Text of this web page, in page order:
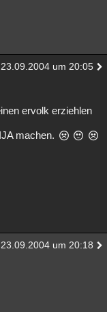
23.09.2004 um 20:05
ervolk erziehlen
machen.
23.09.2004 um 20:18